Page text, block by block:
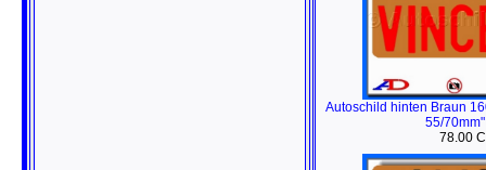
Autoschild hinten Braun
55/
78.00